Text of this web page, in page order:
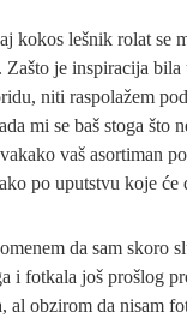
kokos lešnik rolat se
je inspiracija bila
niti raspolažem
mi se baš stoga što
vaš asortiman
po uputstvu koje će
da sam skoro
i fotkala još prošlog
al obzirom da nisam